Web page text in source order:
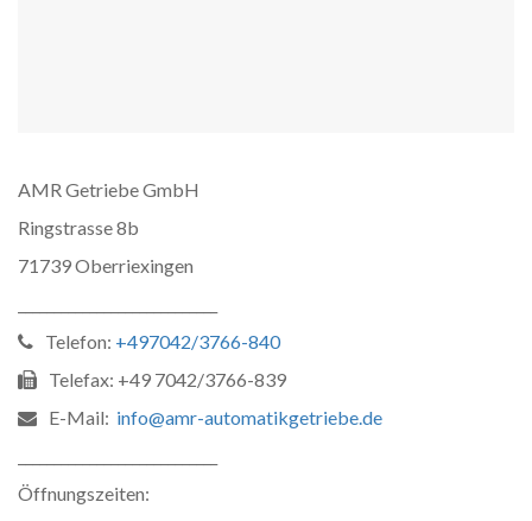
AMR Getriebe GmbH
Ringstrasse 8b
71739 Oberriexingen
Telefon: +497042/3766-840
Telefax: +49 7042/3766-839
E-Mail: info@amr-automatikgetriebe.de
Öffnungszeiten: